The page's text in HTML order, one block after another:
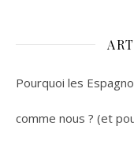
Pourquoi les
comme nous ? (et